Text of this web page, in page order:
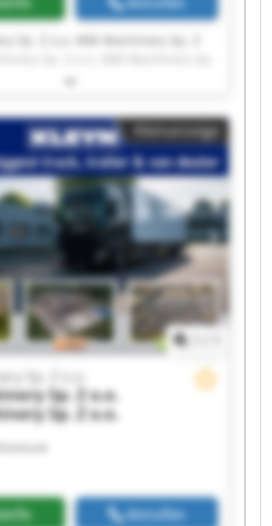
Sp. Z o.o. MM Machinery Sp. Z
Sp. Z o.o. MM Machinery
Z o.o. MM Machinery Sp. Z o.o.
Sp. Z o.o. MM Machinery Sp. Z
Sp. Z o.o. MM Machinery Sp.
Sp. Z o.o. MM Machinery
Machinery Sp. Z o.o. MM
Z o.o. MM Machinery Sp. Z o.o.
Sp. Z o.o. MM Machinery Sp. Z
Kleinanzeige
Sp. Z o.o.
Sp. Z o.o.
Sp. Z o.o.
Anrufen